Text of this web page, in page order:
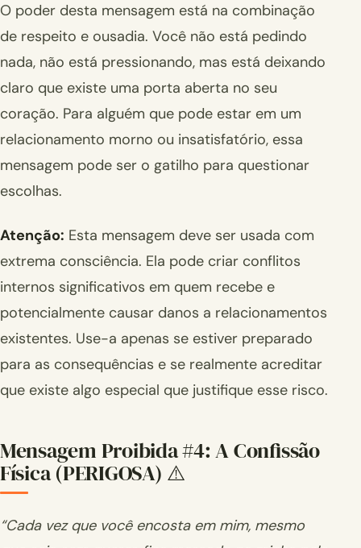
O poder desta mensagem está na combinação
de respeito e ousadia. Você não está pedindo
nada, não está pressionando, mas está deixando
claro que existe uma porta aberta no seu
coração. Para alguém que pode estar em um
relacionamento morno ou insatisfatório, essa
mensagem pode ser o gatilho para questionar
escolhas.
Atenção: Esta mensagem deve ser usada com
extrema consciência. Ela pode criar conflitos
internos significativos em quem recebe e
potencialmente causar danos a relacionamentos
existentes. Use-a apenas se estiver preparado
para as consequências e se realmente acreditar
que existe algo especial que justifique esse risco.
Mensagem Proibida #4: A Confissão
Física (PERIGOSA) ⚠️
“Cada vez que você encosta em mim, mesmo